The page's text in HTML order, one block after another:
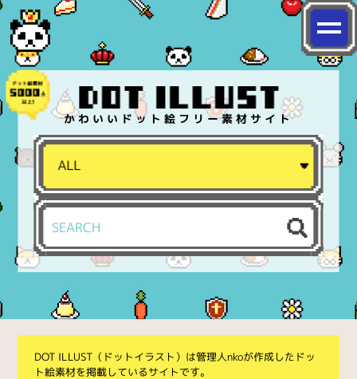
かわいいドット絵フリー素材サイト
DOT ILLUST（ドットイラスト）は管理人nkoが作成したドッ
ト絵素材を掲載しているサイトです。